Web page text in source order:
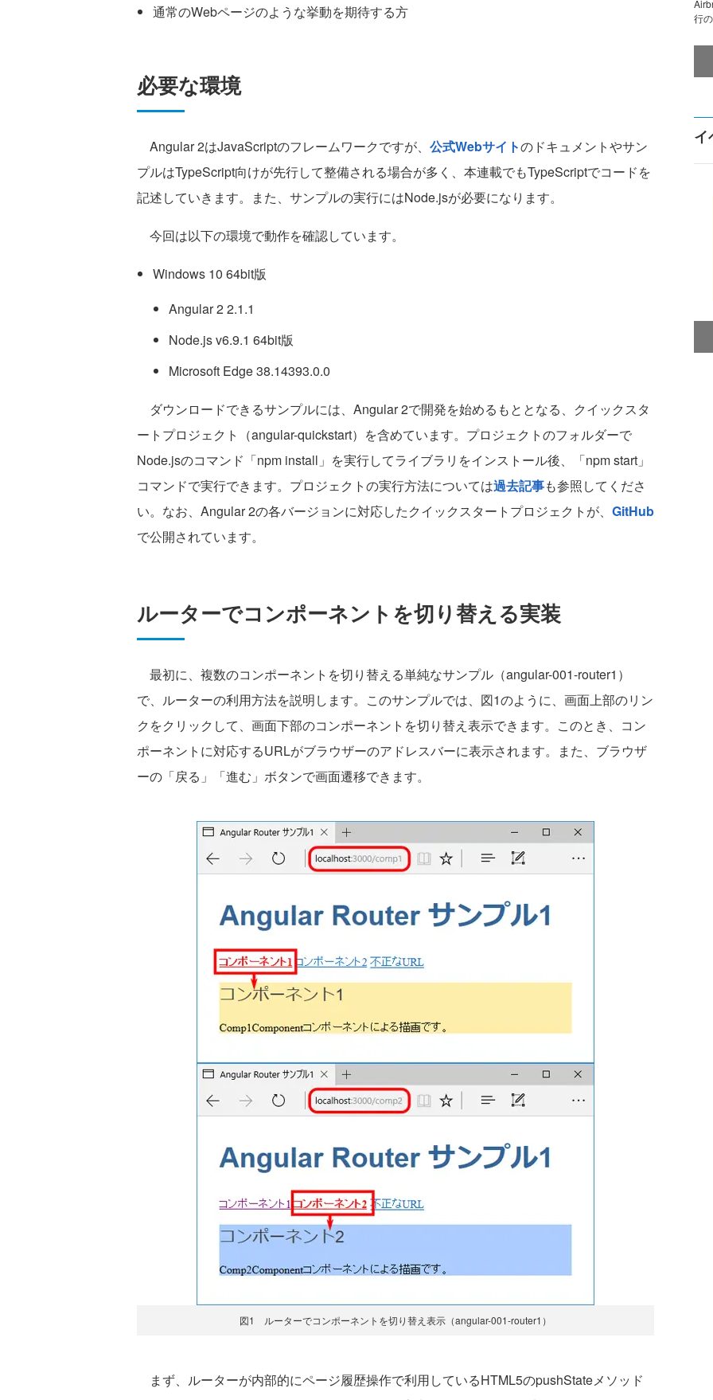
通常のWebページのような挙動を期待する方
必要な環境
Angular 2はJavaScriptのフレームワークですが、 公式Webサイトのドキュメントやサン
プルはTypeScript向けが先行して整備される場合が多く、本連載でもTypeScriptでコードを
記述していきます。また、サンプルの実行にはNode.jsが必要になります。
今回は以下の環境で動作を確認しています。
Windows 10 64bit版
Angular 2 2.1.1
Node.js v6.9.1 64bit版
Microsoft Edge 38.14393.0.0
ダウンロードできるサンプルには、Angular 2で開発を始めるもととなる、クイックスタ
ートプロジェクト（angular-quickstart）を含めています。プロジェクトのフォルダーで
Node.jsのコマンド「npm install」を実行してライブラリをインストール後、「npm start」
コマンドで実行できます。プロジェクトの実行方法については過去記事も参照してくださ
い。なお、Angular 2の各バージョンに対応したクイックスタートプロジェクトが、 GitHub
で公開されています。
ルーターでコンポーネントを切り替える実装
最初に、複数のコンポーネントを切り替える単純なサンプル（angular-001-router1）
で、ルーターの利用方法を説明します。このサンプルでは、図1のように、画面上部のリン
クをクリックして、画面下部のコンポーネントを切り替え表示できます。このとき、コン
ポーネントに対応するURLがブラウザーのアドレスバーに表示されます。また、ブラウザ
ーの「戻る」「進む」ボタンで画面遷移できます。
図1 ルーターでコンポーネントを切り替え表示（angular-001-router1）
まず、ルーターが内部的にページ履歴操作で利用しているHTML5のpushStateメソッド
行
イ